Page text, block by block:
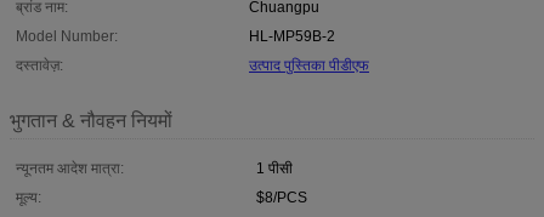
ब्रांड नाम:
Chuangpu
Model Number:
HL-MP59B-2
दस्तावेज़:
उत्पाद पुस्तिका पीडीएफ
भुगतान & नौवहन नियमों
न्यूनतम आदेश मात्रा:
1 पीसी
मूल्य:
$8/PCS